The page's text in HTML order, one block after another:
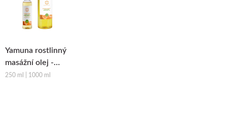
Yamuna rostlinný
masážní olej -
Pomeranč-
250 ml | 1000 ml